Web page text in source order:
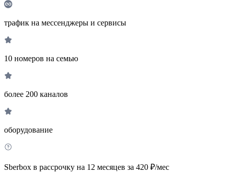
трафик на мессенджеры и сервисы
10 номеров на семью
более 200 каналов
оборудование
Sberbox в рассрочку на 12 месяцев за 420 ₽/мес